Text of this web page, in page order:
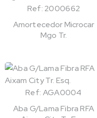
Ref: 2000662
Amortecedor Microcar
Mgo Tr.
Ref: AGA0004
Aba G/Lama Fibra RFA